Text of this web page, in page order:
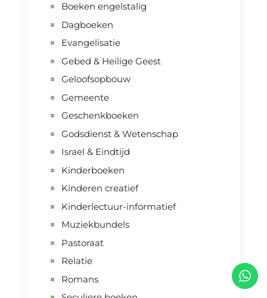
Boeken engelstalig
Dagboeken
Evangelisatie
Gebed & Heilige Geest
Geloofsopbouw
Gemeente
Geschenkboeken
Godsdienst & Wetenschap
Israel & Eindtijd
Kinderboeken
Kinderen creatief
Kinderlectuur-informatief
Muziekbundels
Pastoraat
Relatie
Romans